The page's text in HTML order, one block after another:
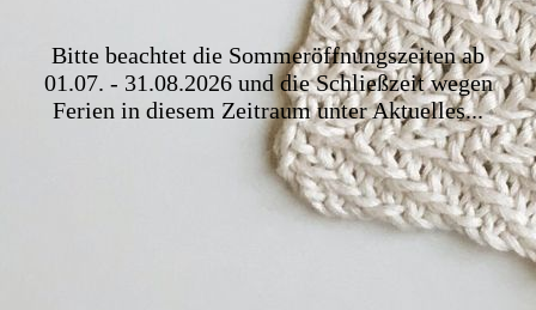
Bitte beachtet die Sommeröffnungszeiten ab
01.07. - 31.08.2026 und die Schließzeit wegen
Ferien in diesem Zeitraum unter Aktuelles...